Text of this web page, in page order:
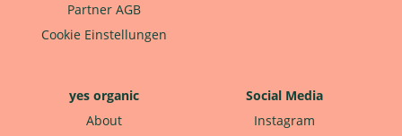
Partner AGB
Cookie Einstellungen
yes organic
About
Social Media
Instagram